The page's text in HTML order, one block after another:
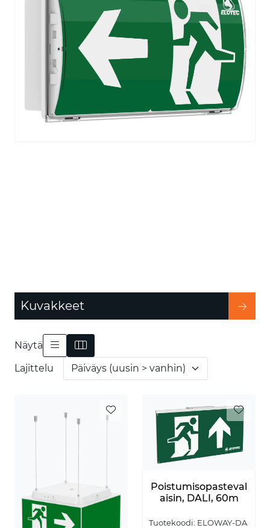
Kuvakkeet
Näytä
Lajittelu
Poistumisopasteval
aisin, DALI, 60m
Tuotekoodi: ELOWAY-DA